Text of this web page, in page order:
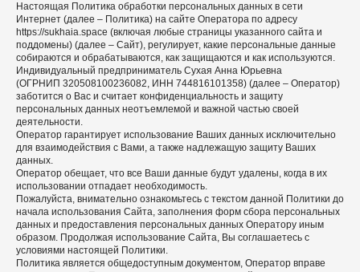
Настоящая Политика обработки персональных данных в сети
Интернет (далее – Политика) на сайте Оператора по адресу
https://sukhaia.space (включая любые страницы указанного сайта и
поддомены) (далее – Сайт), регулирует, какие персональные данные
собираются и обрабатываются, как защищаются и как используются.
Индивидуальный предприниматель Сухая Анна Юрьевна
(ОГРНИП 320508100236082, ИНН 744816101358) (далее – Оператор)
заботится о Вас и считает конфиденциальность и защиту
персональных данных неотъемлемой и важной частью своей
деятельности.
Оператор гарантирует использование Ваших данных исключительно
для взаимодействия с Вами, а также надлежащую защиту Ваших
данных.
Оператор обещает, что все Ваши данные будут удалены, когда в их
использовании отпадает необходимость.
Пожалуйста, внимательно ознакомьтесь с текстом данной Политики до
начала использования Сайта, заполнения форм сбора персональных
данных и предоставления персональных данных Оператору иным
образом. Продолжая использование Сайта, Вы соглашаетесь с
условиями настоящей Политики.
Политика является общедоступным документом, Оператор вправе